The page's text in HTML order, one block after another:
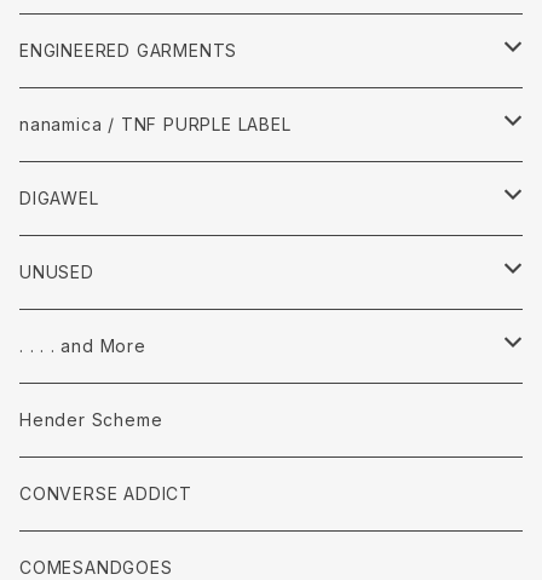
Tops
Pants
accessories
ENGINEERED GARMENTS
Tops
Pants
accessories
nanamica / TNF PURPLE LABEL
Tops
pants
accessories
DIGAWEL
Tops
Pants
accessories
UNUSED
Tops
Pants
accessories
. . . . and More
Tops
Pants
accessories
Hender Scheme
CONVERSE ADDICT
COMESANDGOES